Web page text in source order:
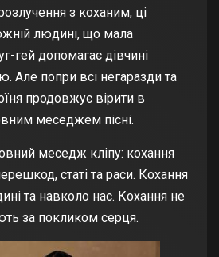
з коханим, ці
людині, що мала
гей допомагає дівчині
Але попри всі негаразди та
продовжує вірити в
меседжем пісні.
меседж кліпу: кохання
статі та раси. Кохання
та навколо нас. Кохання не
за покликом серця.